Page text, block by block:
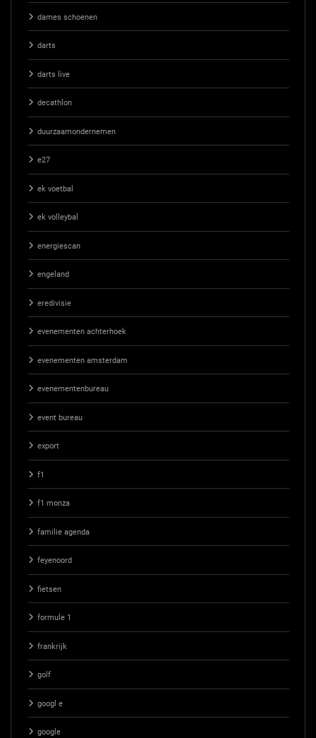
dames schoenen
darts
darts live
decathlon
duurzaamondernemen
e27
ek voetbal
ek volleybal
energiescan
engeland
eredivisie
evenementen achterhoek
evenementen amsterdam
evenementenbureau
event bureau
export
f1
f1 monza
familie agenda
feyenoord
fietsen
formule 1
frankrijk
golf
googl e
google